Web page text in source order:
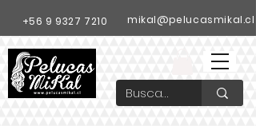
+56 9 9327 7210 mikal@pelucasmikal.cl